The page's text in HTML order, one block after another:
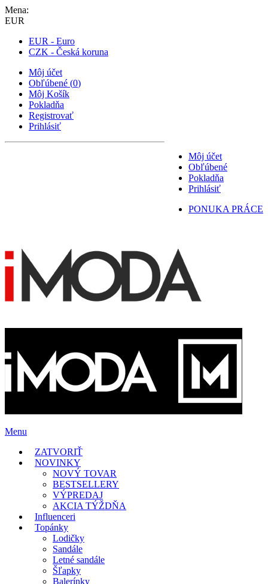
Mena:
EUR
EUR - Euro
CZK - Česká koruna
Môj účet
Obľúbené (0)
Môj Košík
Pokladňa
Registrovať
Prihlásiť
Môj účet
Obľúbené
Pokladňa
Prihlásiť
PONUKA PRÁCE
Menu
ZATVORIŤ
NOVINKY
NOVÝ TOVAR
BESTSELLERY
VÝPREDAJ
AKCIA TÝŽDŇA
Influenceri
Topánky
Lodičky
Sandále
Letné sandále
Šľapky
Balerínky